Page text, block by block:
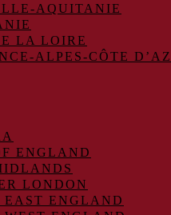
AQUITANIE
LA LOIRE
ALPES-CÔTE
ENGLAND
LONDON
EAST ENGLAND